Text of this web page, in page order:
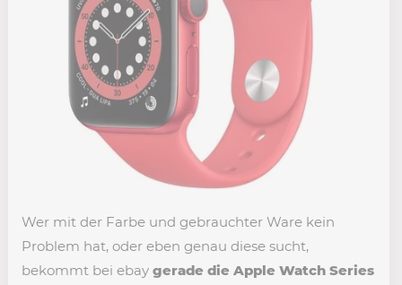
Wer mit der Farbe und gebrauchter Ware kein
Problem hat, oder eben genau diese sucht,
bekommt bei ebay gerade die Apple Watch Series